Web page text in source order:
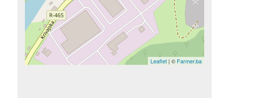
Leaflet | © Farmer.ba